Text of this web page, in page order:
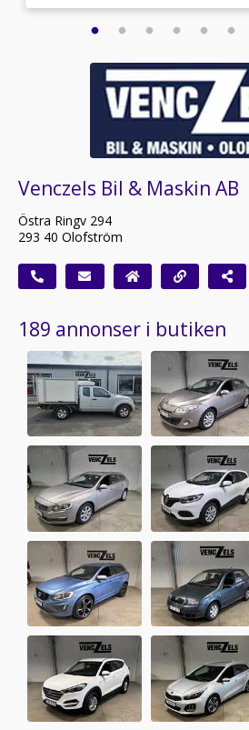
Venczels Bil & Maskin AB
Östra Ringv 294
293 40 Olofström
189 annonser i butiken